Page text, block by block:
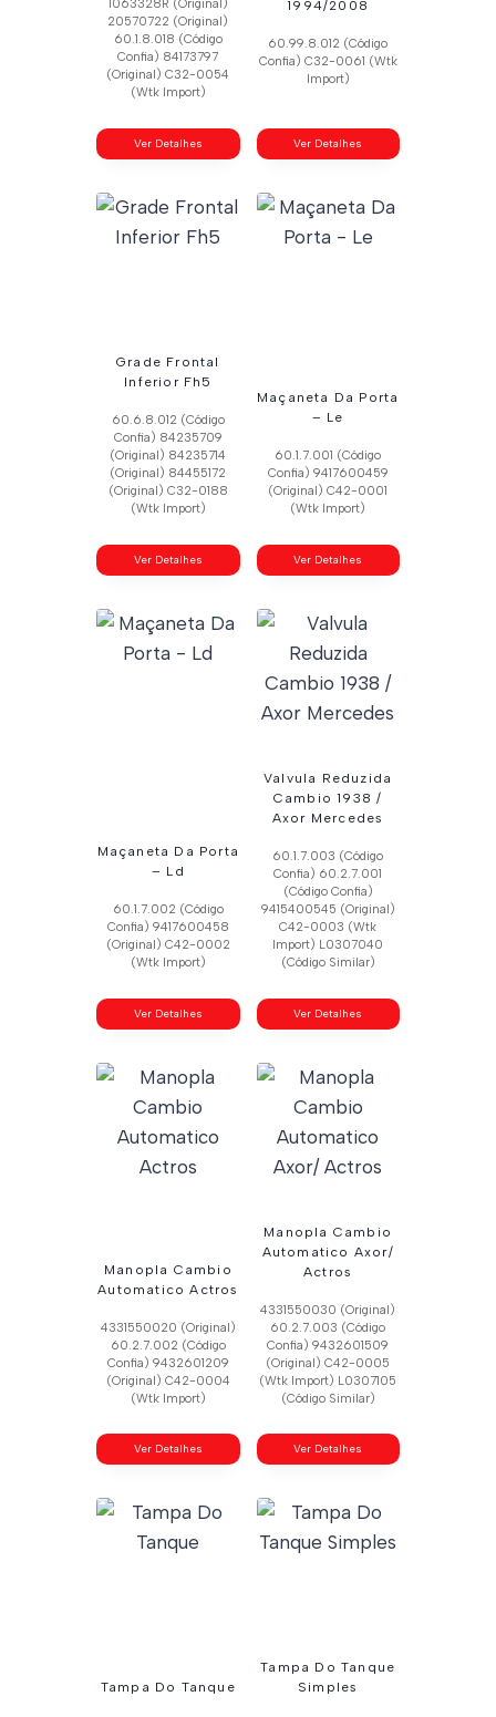
1063328R (Original)
20570722 (Original)
60.1.8.018 (Código
Confia) 84173797
(Original) C32-0054
(Wtk Import)
Ver Detalhes
1994/2008
60.99.8.012 (Código
Confia) C32-0061 (Wtk
Import)
Ver Detalhes
Grade Frontal
Inferior Fh5
60.6.8.012 (Código
Confia) 84235709
(Original) 84235714
(Original) 84455172
(Original) C32-0188
(Wtk Import)
Ver Detalhes
Maçaneta Da Porta
– Le
60.1.7.001 (Código
Confia) 9417600459
(Original) C42-0001
(Wtk Import)
Ver Detalhes
Maçaneta Da Porta
– Ld
60.1.7.002 (Código
Confia) 9417600458
(Original) C42-0002
(Wtk Import)
Ver Detalhes
Valvula Reduzida
Cambio 1938 /
Axor Mercedes
60.1.7.003 (Código
Confia) 60.2.7.001
(Código Confia)
9415400545 (Original)
C42-0003 (Wtk
Import) L0307040
(Código Similar)
Ver Detalhes
Manopla Cambio
Automatico Actros
4331550020 (Original)
60.2.7.002 (Código
Confia) 9432601209
(Original) C42-0004
(Wtk Import)
Ver Detalhes
Manopla Cambio
Automatico Axor/
Actros
4331550030 (Original)
60.2.7.003 (Código
Confia) 9432601509
(Original) C42-0005
(Wtk Import) L0307105
(Código Similar)
Ver Detalhes
Tampa Do Tanque
Tampa Do Tanque
Simples